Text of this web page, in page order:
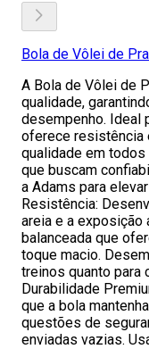
Bola de Vôlei de
A Bola de Vôlei de
qualidade,
desempenho. Ideal
oferece resistência
qualidade em
que buscam
a Adams para
Resistência:
areia e a exposição
balanceada que
toque macio.
treinos quanto para
Durabilidade
que a bola
questões de
enviadas vazias.